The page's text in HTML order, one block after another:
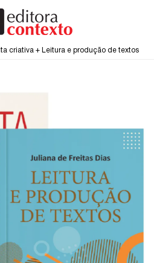
criativa + Leitura e produção de textos